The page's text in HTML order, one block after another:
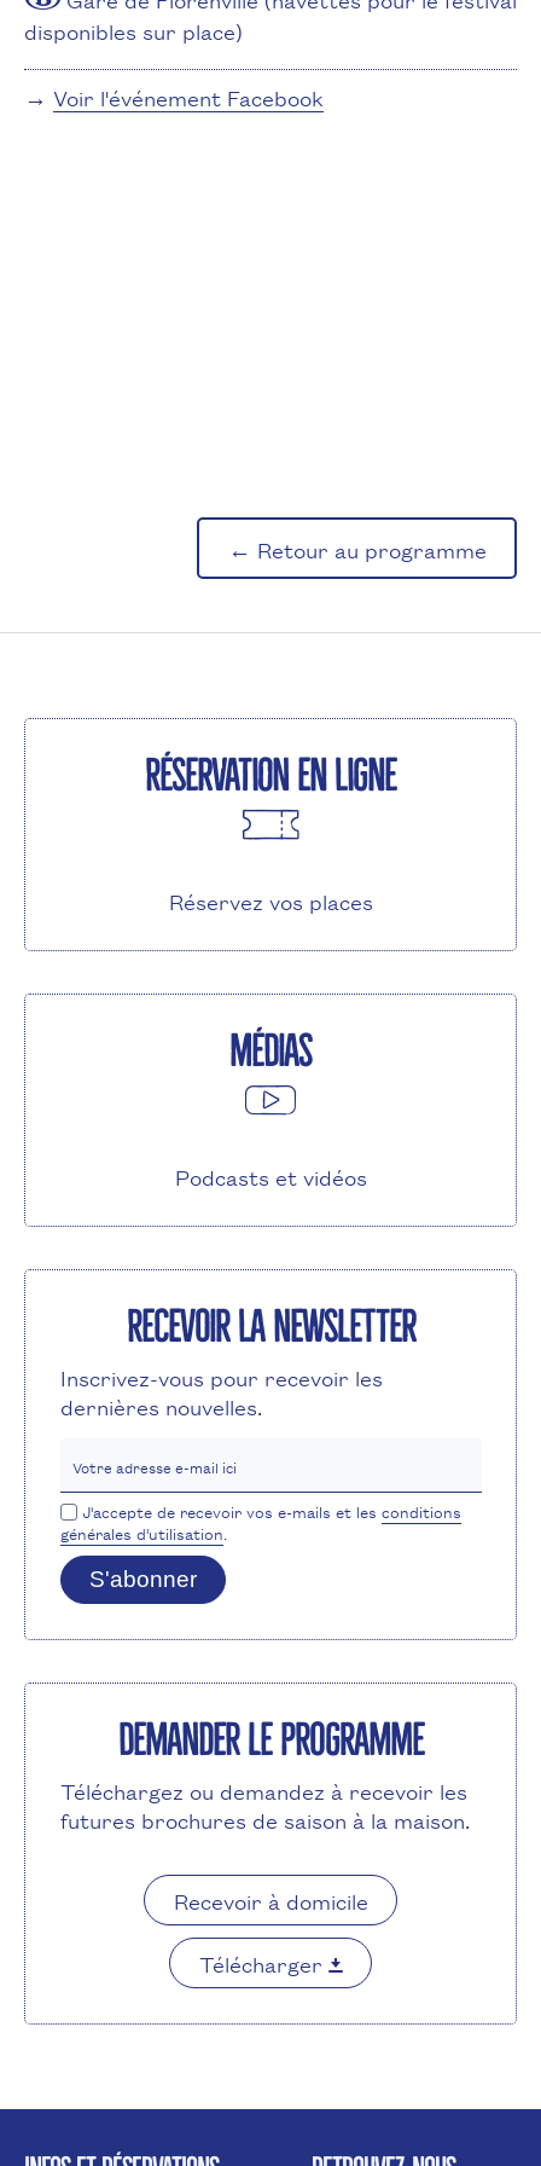
disponibles sur place)
→ Voir l'événement Facebook
← Retour au programme
Réservation en ligne
Réservez vos places
Médias
Podcasts et vidéos
Recevoir la newsletter
Inscrivez-vous pour recevoir les
dernières nouvelles.
Votre adresse e-mail ici
J'accepte de recevoir vos e-mails et les conditions
générales d'utilisation.
S'abonner
Demander le programme
Téléchargez ou demandez à recevoir les
futures brochures de saison à la maison.
Recevoir à domicile
Télécharger